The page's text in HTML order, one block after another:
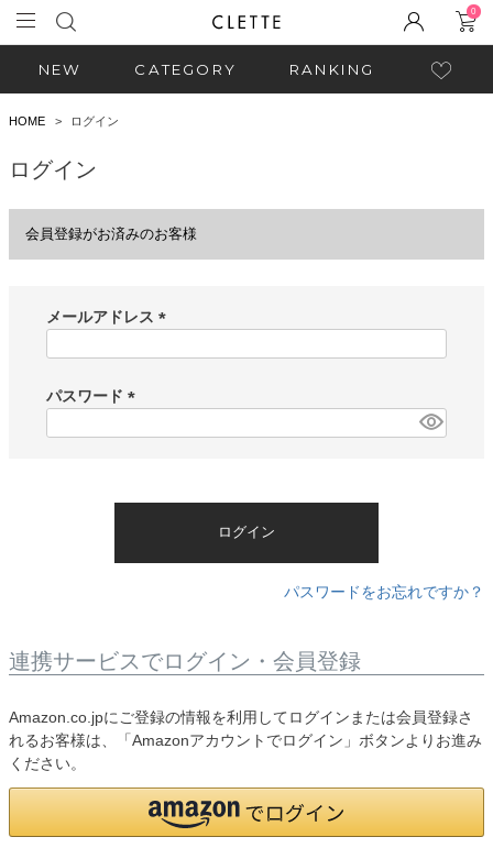
0
NEW CATEGORY RANKING
HOME ログイン
ログイン
会員登録がお済みのお客様
メールアドレス
)
パスワード
ログイン
パスワードをお忘れですか？
連携サービスでログイン・会員登録
Amazon.co.jpにご登録の情報を利用してログインまたは会員登録さ
れるお客様は、「Amazonアカウントでログイン」ボタンよりお進み
ください。